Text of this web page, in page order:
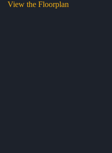
View the Floorplan